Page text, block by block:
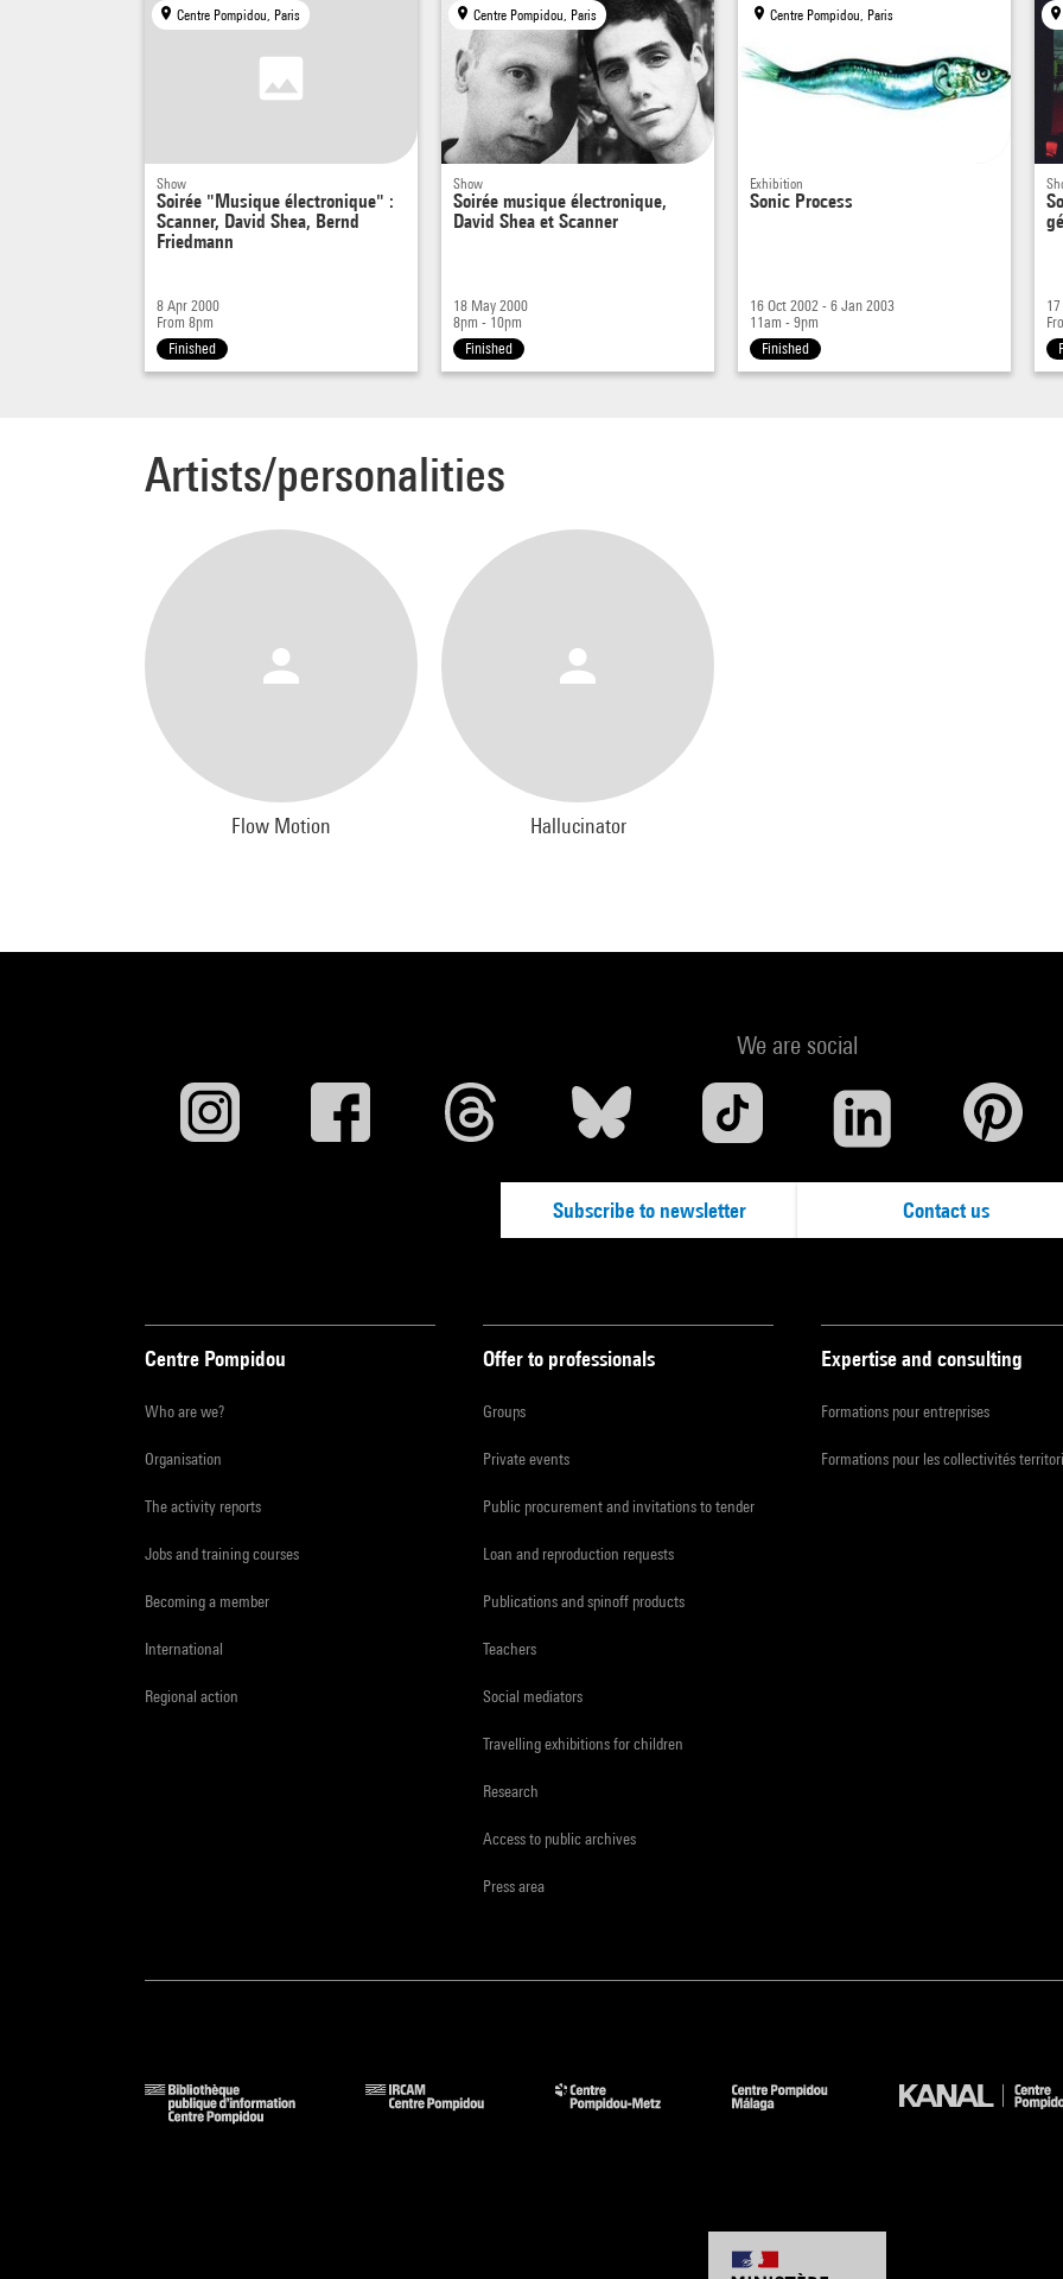
Centre Pompidou, Paris
Show
Soirée "Musique électronique" :
Scanner, David Shea, Bernd
Friedmann
8 Apr 2000
From 8pm
Finished
Centre Pompidou, Paris
Show
Soirée musique électronique,
David Shea et Scanner
18 May 2000
8pm - 10pm
Finished
Centre Pompidou, Paris
Exhibition
Sonic Process
16 Oct 2002 - 6 Jan 2003
11am - 9pm
Finished
Artists/personalities
Flow Motion Hallucinator
We are social
Subscribe to newsletter Contact us
Centre Pompidou
Who are we?
Organisation
The activity reports
Jobs and training courses
Becoming a member
International
Regional action
Offer to professionals
Groups
Private events
Public procurement and invitations to tender
Loan and reproduction requests
Publications and spinoff products
Teachers
Social mediators
Travelling exhibitions for children
Research
Access to public archives
Press area
Expertise and consulting
Formations pour entreprises
Formations pour les collectivités